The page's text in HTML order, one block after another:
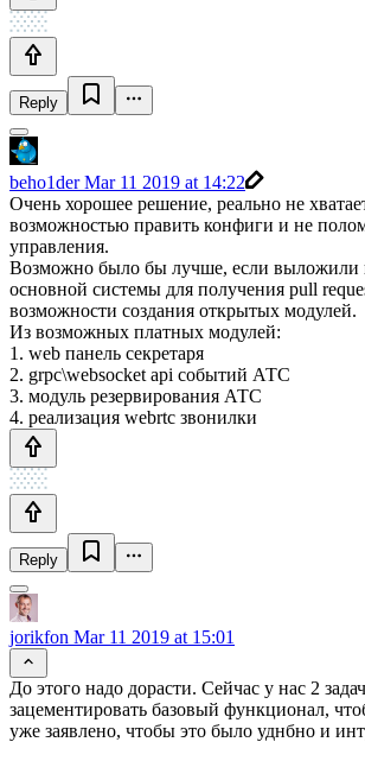
Reply
beho1derMar 11 2019 at 14:22
Очень хорошее решение, реально не
возможностью править конфиги и не
управления.
Возможно было бы лучше, если выложили
основной системы для получения pull
возможности создания открытых модулей.
Из возможных платных модулей:
1. web панель секретаря
2. grpc\websocket api событий АТС
3. модуль резервирования АТС
4. реализация webrtc звонилки
Reply
jorikfon Mar 11 2019 at 15:01
До этого надо дорасти. Сейчас у нас 2
зацементировать базовый функционал,
уже заявлено, чтобы это было уднбно и